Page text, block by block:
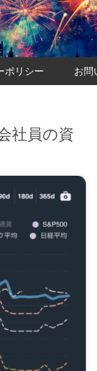
ポリシー お問
社員の資